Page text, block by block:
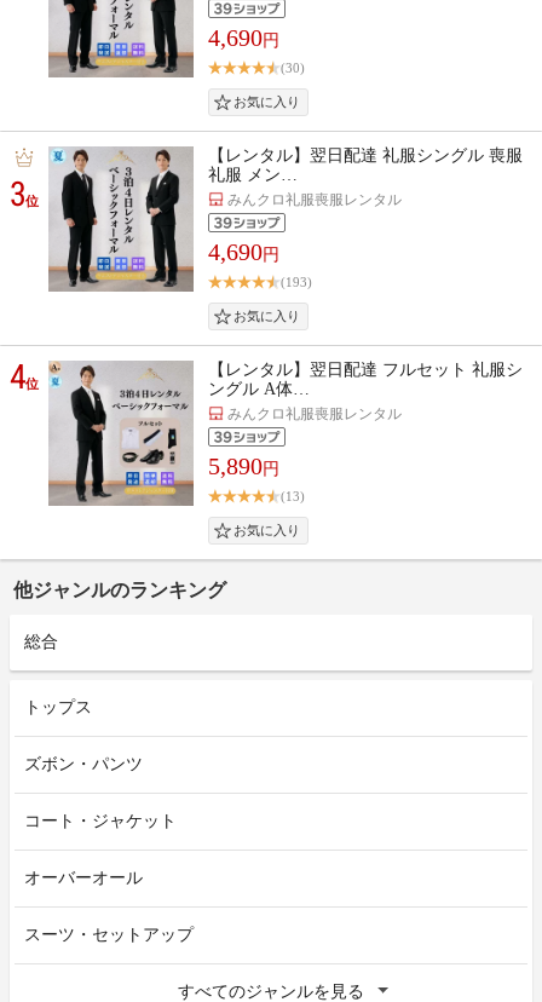
4,690円
(30)
3位
【レンタル】翌日配達 礼服シングル 喪服
礼服 メン…
みんクロ礼服喪服レンタル
4,690円
(193)
4位
【レンタル】翌日配達 フルセット 礼服シ
ングル A体…
みんクロ礼服喪服レンタル
5,890円
(13)
他ジャンルのランキング
総合
トップス
ズボン・パンツ
コート・ジャケット
オーバーオール
スーツ・セットアップ
すべてのジャンルを見る